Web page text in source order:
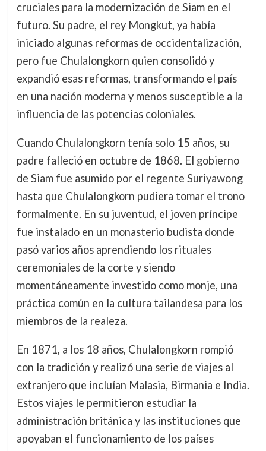
cruciales para la modernización de Siam en el
futuro. Su padre, el rey Mongkut, ya había
iniciado algunas reformas de occidentalización,
pero fue Chulalongkorn quien consolidó y
expandió esas reformas, transformando el país
en una nación moderna y menos susceptible a la
influencia de las potencias coloniales.
Cuando Chulalongkorn tenía solo 15 años, su
padre falleció en octubre de 1868. El gobierno
de Siam fue asumido por el regente Suriyawong
hasta que Chulalongkorn pudiera tomar el trono
formalmente. En su juventud, el joven príncipe
fue instalado en un monasterio budista donde
pasó varios años aprendiendo los rituales
ceremoniales de la corte y siendo
momentáneamente investido como monje, una
práctica común en la cultura tailandesa para los
miembros de la realeza.
En 1871, a los 18 años, Chulalongkorn rompió
con la tradición y realizó una serie de viajes al
extranjero que incluían Malasia, Birmania e India.
Estos viajes le permitieron estudiar la
administración británica y las instituciones que
apoyaban el funcionamiento de los países